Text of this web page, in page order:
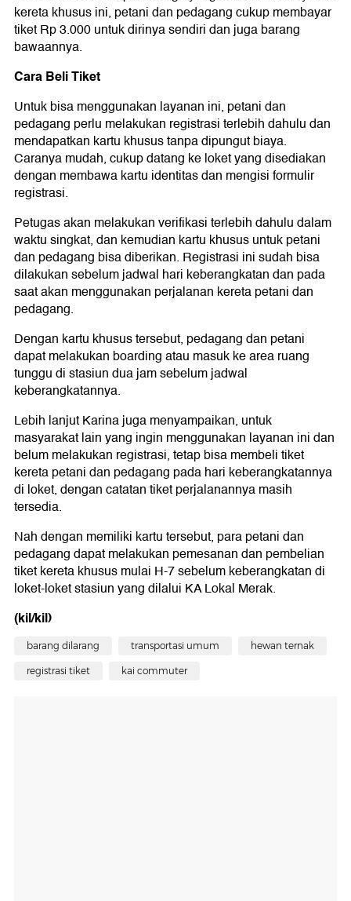
kereta khusus ini, petani dan pedagang cukup membayar
tiket Rp 3.000 untuk dirinya sendiri dan juga barang
bawaannya.
Cara Beli Tiket
Untuk bisa menggunakan layanan ini, petani dan
pedagang perlu melakukan registrasi terlebih dahulu dan
mendapatkan kartu khusus tanpa dipungut biaya.
Caranya mudah, cukup datang ke loket yang disediakan
dengan membawa kartu identitas dan mengisi formulir
registrasi.
Petugas akan melakukan verifikasi terlebih dahulu dalam
waktu singkat, dan kemudian kartu khusus untuk petani
dan pedagang bisa diberikan. Registrasi ini sudah bisa
dilakukan sebelum jadwal hari keberangkatan dan pada
saat akan menggunakan perjalanan kereta petani dan
pedagang.
Dengan kartu khusus tersebut, pedagang dan petani
dapat melakukan boarding atau masuk ke area ruang
tunggu di stasiun dua jam sebelum jadwal
keberangkatannya.
Lebih lanjut Karina juga menyampaikan, untuk
masyarakat lain yang ingin menggunakan layanan ini dan
belum melakukan registrasi, tetap bisa membeli tiket
kereta petani dan pedagang pada hari keberangkatannya
di loket, dengan catatan tiket perjalanannya masih
tersedia.
Nah dengan memiliki kartu tersebut, para petani dan
pedagang dapat melakukan pemesanan dan pembelian
tiket kereta khusus mulai H-7 sebelum keberangkatan di
loket-loket stasiun yang dilalui KA Lokal Merak.
(kil/kil)
barang dilarang transportasi umum hewan ternak
registrasi tiket kai commuter